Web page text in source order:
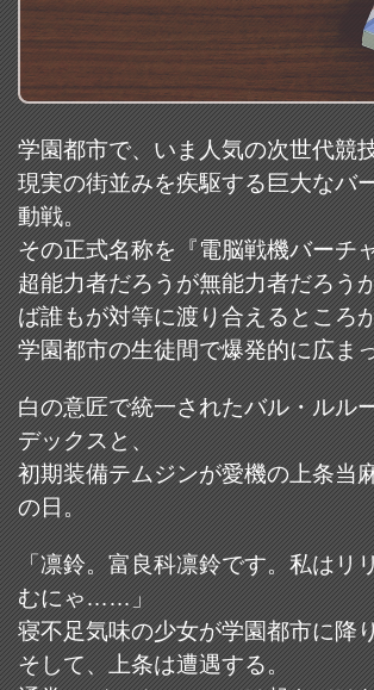
学園都市で、いま人気の次世代競
現実の街並みを疾駆する巨大なバ
動戦。
その正式名称を『電脳戦機バーチ
超能力者だろうが無能力者だろう
ば誰もが対等に渡り合えるところ
学園都市の生徒間で爆発的に広ま
白の意匠で統一されたバル・ルル
デックスと、
初期装備テムジンが愛機の上条当
の日。
「凛鈴。富良科凛鈴です。私は
むにゃ……」
寝不足気味の少女が学園都市に降
そして、上条は遭遇する。